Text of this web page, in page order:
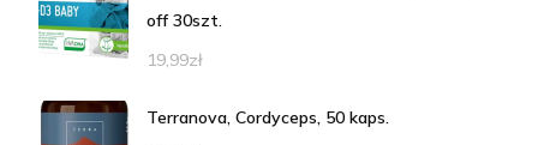
off 30szt.
19,99zł
Terranova, Cordyceps, 50 kaps.